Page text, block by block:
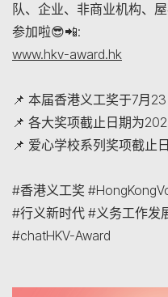
队、企业、非商业机构、
参加啦😎📲:
www.hkv-award.hk
📌 本届香港义工奖于7月
📌 各大奖项截止日期为
📌 爱心学校系列奖项截止
#香港义工奖
#行义新时代 #义务工作发
#chatHKV-Award